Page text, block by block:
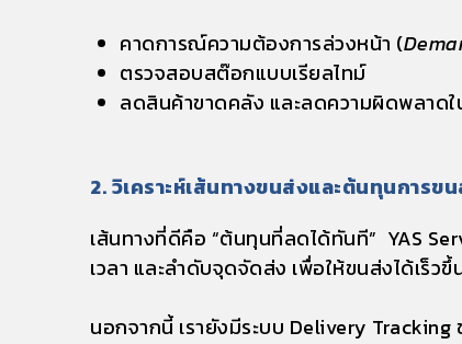
คาดการณ์ความต้องการล่วงหน้า (
ตรวจสอบสต๊อกแบบเรียลไทม์
ลดสินค้าขาดคลัง และลดความผิดพลาด
2. วิเคราะห์เส้นทางขนส่งและต้นทุนการข
เส้นทางที่ดีคือ “ต้นทุนที่ลดได้ทันที” YAS
เวลา และลำดับจุดจัดส่ง เพื่อให้ขนส่งได้เร็ว
นอกจากนี้ เรายังมีระบบ Delivery Tracking